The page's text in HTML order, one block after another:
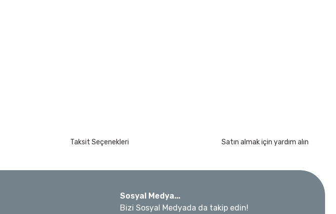
Taksit Seçenekleri Satın almak için yardım alın
Sosyal Medya...
Bizi Sosyal Medyada da takip edin!